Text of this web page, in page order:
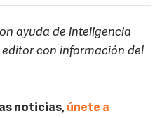
ayuda de inteligencia
con información del
noticias, únete a